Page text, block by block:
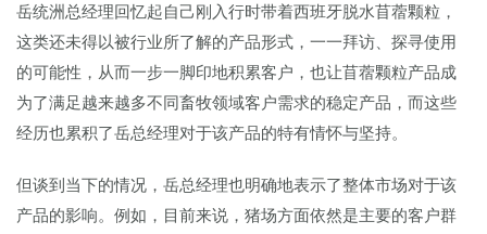
岳统洲总经理回忆起自己刚入行时带着西班牙脱水苜蓿颗粒，
这类还未得以被行业所了解的产品形式，一一拜访、探寻使用
的可能性，从而一步一脚印地积累客户，也让苜蓿颗粒产品成
为了满足越来越多不同畜牧领域客户需求的稳定产品，而这些
经历也累积了岳总经理对于该产品的特有情怀与坚持。
但谈到当下的情况，岳总经理也明确地表示了整体市场对于该
产品的影响。例如，目前来说，猪场方面依然是主要的客户群